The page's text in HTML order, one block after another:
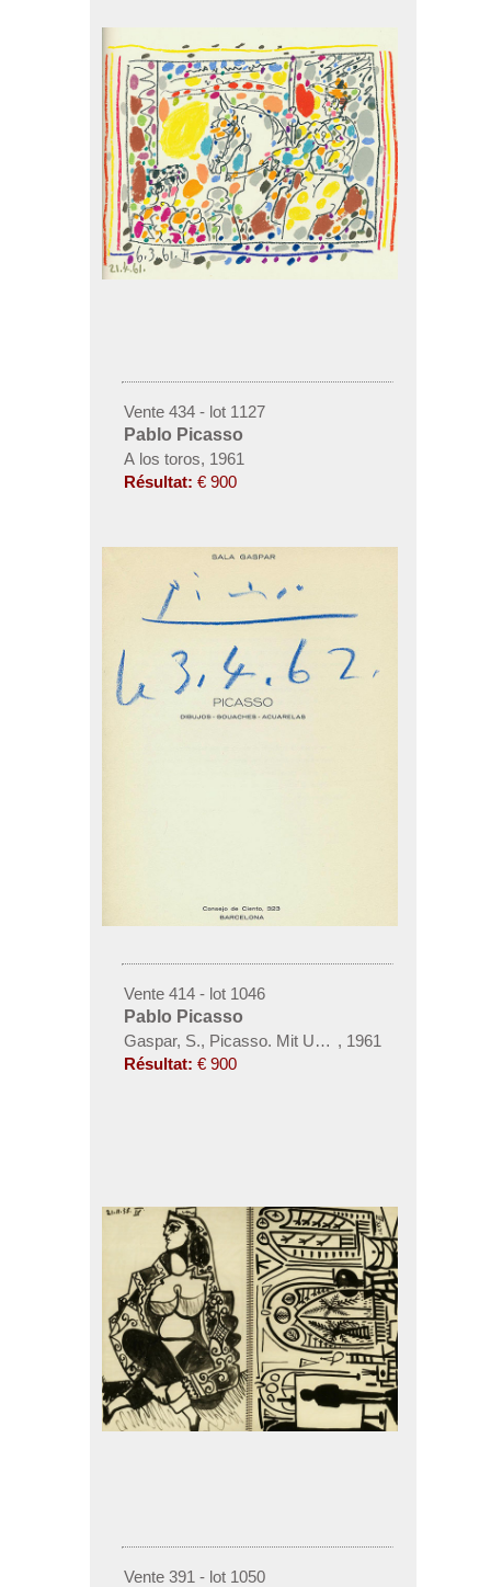
Vente 434 - lot 1127
Pablo Picasso
A los toros, 1961
Résultat: € 900
Vente 414 - lot 1046
Pablo Picasso
Gaspar, S., Picasso. Mit Unterschrift. 1961.
, 1961
Résultat: € 900
Vente 391 - lot 1050